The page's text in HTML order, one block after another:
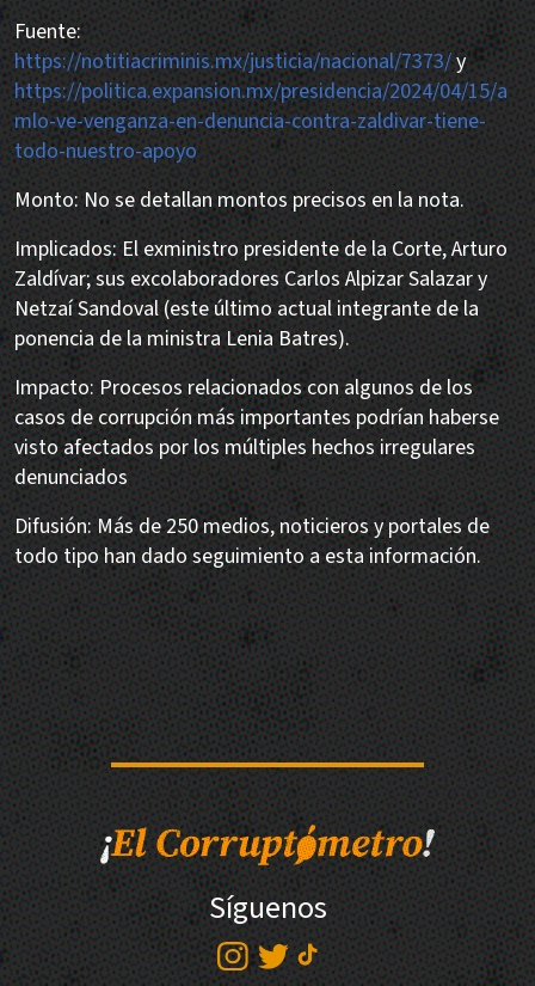
Fuente:
https://notitiacriminis.mx/justicia/nacional/7373/y
https://politica.expansion.mx/presidencia/2024/04/15/a
mlo-ve-venganza-en-denuncia-contra-zaldivar-tiene-
todo-nuestro-apoyo
Monto: No se detallan montos precisos en la nota.
Implicados: El exministro presidente de la Corte, Arturo
Zaldívar; sus excolaboradores Carlos Alpizar Salazar y
Netzaí Sandoval (este último actual integrante de la
ponencia de la ministra Lenia Batres).
Impacto: Procesos relacionados con algunos de los
casos de corrupción más importantes podrían haberse
visto afectados por los múltiples hechos irregulares
denunciados
Difusión: Más de 250 medios, noticieros y portales de
todo tipo han dado seguimiento a esta información.
Síguenos